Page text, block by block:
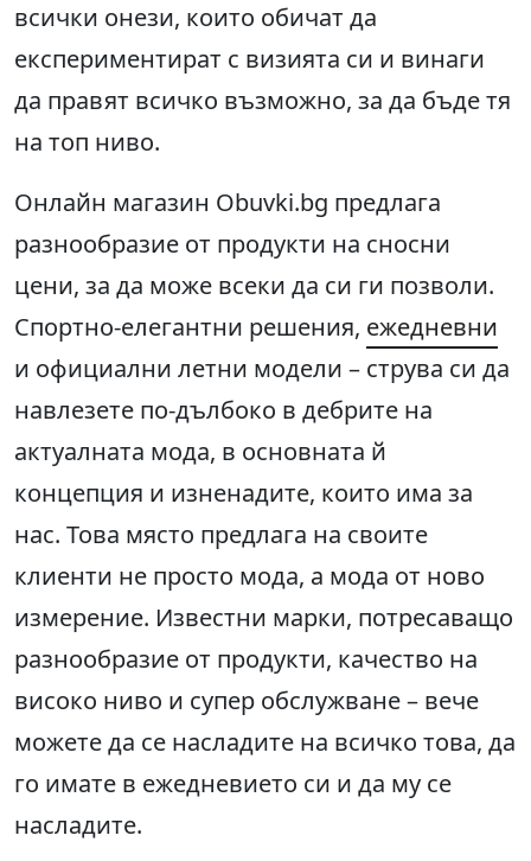
всички онези, които обичат да
експериментират с визията си и винаги
да правят всичко възможно, за да бъде тя
на топ ниво.
Онлайн магазин Obuvki.bg предлага
разнообразие от продукти на сносни
цени, за да може всеки да си ги позволи.
Спортно-елегантни решения, ежедневни
и официални летни модели – струва си да
навлезете по-дълбоко в дебрите на
актуалната мода, в основната й
концепция и изненадите, които има за
нас. Това място предлага на своите
клиенти не просто мода, а мода от ново
измерение. Известни марки, потресаващо
разнообразие от продукти, качество на
високо ниво и супер обслужване – вече
можете да се насладите на всичко това, да
го имате в ежедневието си и да му се
насладите.